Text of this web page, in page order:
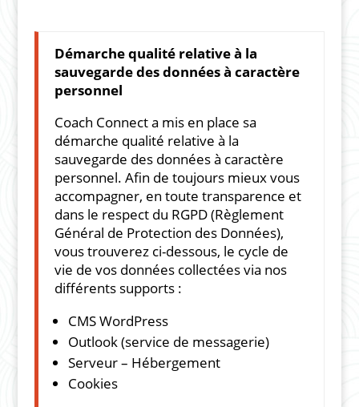
Démarche qualité relative à la
sauvegarde des données à caractère
personnel
Coach Connect a mis en place sa
démarche qualité relative à la
sauvegarde des données à caractère
personnel. Afin de toujours mieux vous
accompagner, en toute transparence et
dans le respect du RGPD (Règlement
Général de Protection des Données),
vous trouverez ci-dessous, le cycle de
vie de vos données collectées via nos
différents supports :
CMS WordPress
Outlook (service de messagerie)
Serveur – Hébergement
Cookies